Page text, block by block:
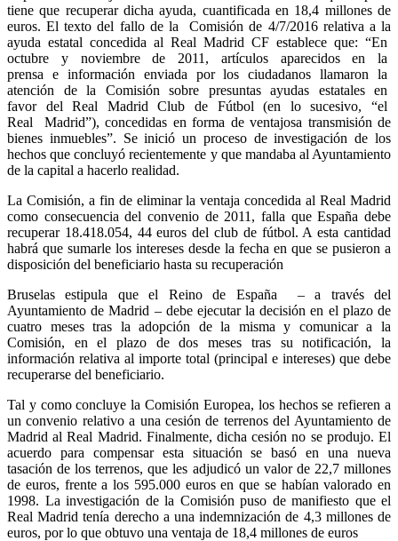
tiene que recuperar dicha ayuda, cuantificada en 18,4 millones de
euros. El texto del fallo de la
Comisión de 4/7/2016 relativa a la
ayuda estatal concedida al Real Madrid CF establece que: “En
octubre
y noviembre de 2011, artículos aparecidos en
la
prensa
e información enviada por los ciudadanos llamaron
la
atención
de la Comisión sobre presuntas ayudas estatales
en
favor
del Real Madrid Club de Fútbol (en lo sucesivo,
“el
Real
Madrid”), concedidas en forma de ventajosa transmisión de
bienes inmuebles”. Se inició un proceso de investigación de los
hechos que concluyó recientemente y que mandaba al Ayuntamiento
de la capital a hacerlo realidad.
La Comisión, a fin de eliminar la ventaja concedida al Real Madrid
como consecuencia del convenio de 2011, falla que España debe
recuperar 18.418.054, 44 euros del club de fútbol. A esta cantidad
habrá que sumarle los intereses desde la fecha en que se pusieron a
disposición del beneficiario hasta su recuperación
Bruselas estipula que el Reino de España
– a través del
Ayuntamiento de Madrid – debe ejecutar la decisión en el plazo de
cuatro meses tras la adopción de la misma y comunicar a la
Comisión, en el plazo de dos meses tras su notificación, la
información relativa al importe total (principal e intereses) que debe
recuperarse del beneficiario.
Tal y como concluye la Comisión Europea, los hechos se refieren a
un convenio relativo a una cesión de terrenos del Ayuntamiento de
Madrid al Real Madrid. Finalmente, dicha cesión no se produjo. El
acuerdo para compensar esta situación se basó en una nueva
tasación de los terrenos, que les adjudicó un valor de 22,7 millones
de euros, frente a los 595.000 euros en que se habían valorado en
1998. La investigación de la Comisión puso de manifiesto que el
Real Madrid tenía derecho a una indemnización de 4,3 millones de
euros, por lo que obtuvo una ventaja de 18,4 millones de euros